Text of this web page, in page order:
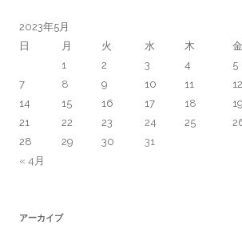
2023年5月
日
月 火 水 木 金
« 4月
1 2 3 4 5
7
8 9 10 11 12
14
15 16 17 18 19
21
22 23 24 25
28
29 30 31
アーカイブ